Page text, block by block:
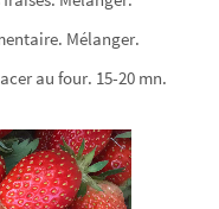
Mélanger.
au four. 15-20 mn.